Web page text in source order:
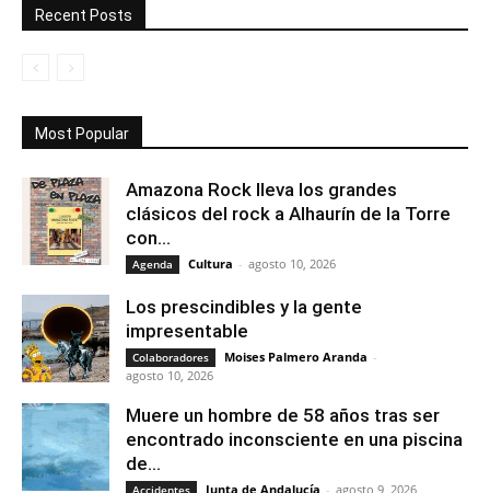
Recent Posts
Most Popular
Amazona Rock lleva los grandes
clásicos del rock a Alhaurín de la Torre
con...
Agenda Cultura - agosto 10, 2026
Los prescindibles y la gente
impresentable
Colaboradores Moises Palmero Aranda -
agosto 10, 2026
Muere un hombre de 58 años tras ser
encontrado inconsciente en una piscina
de...
Accidentes Junta de Andalucía - agosto 9, 2026